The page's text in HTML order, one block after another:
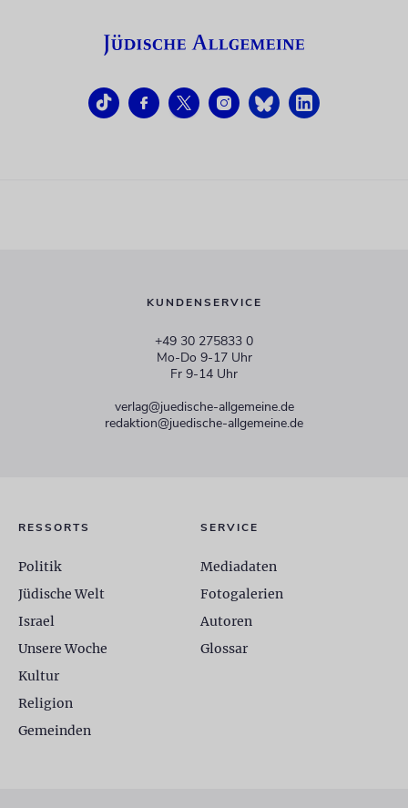
KUNDENSERVICE
+49 30 275833 0
Mo-Do 9-17 Uhr
Fr 9-14 Uhr
verlag@juedische-allgemeine.de
redaktion@juedische-allgemeine.de
RESSORTS
Politik
Jüdische Welt
Israel
Unsere Woche
Kultur
Religion
Gemeinden
SERVICE
Mediadaten
Fotogalerien
Autoren
Glossar